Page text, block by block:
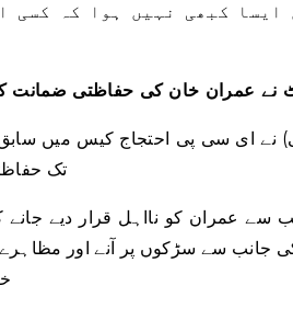
کبھی نہیں ہوا کہ کسی
نے عمران خان کی حفاظتی
تک
عمران کو نااہل قرار دیے جانے
جانب سے سڑکوں پر آنے اور